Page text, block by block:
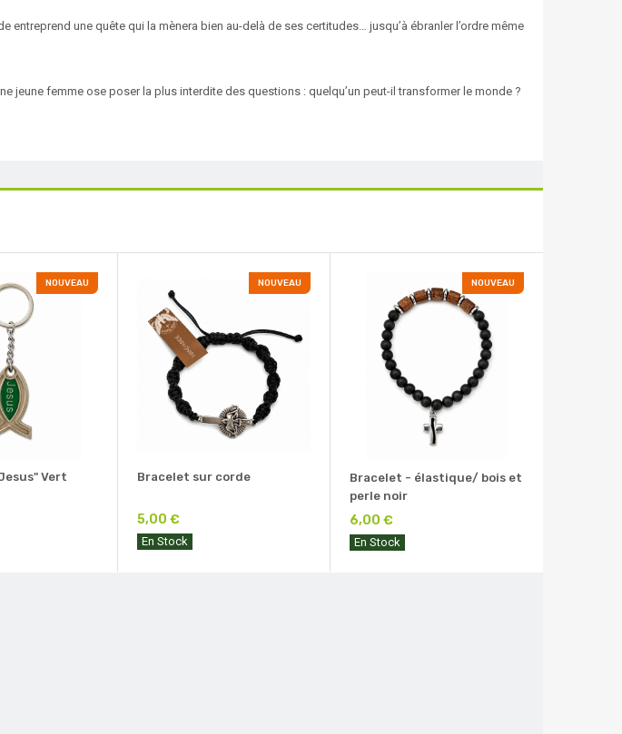
une quête qui la mènera bien au-delà de ses certitudes… jusqu’à ébranler l’ordre même
jeune femme ose poser la plus interdite des questions : quelqu’un peut-il transformer le monde ?
NOUVEAU
Vert
NOUVEAU
Bracelet sur corde
5,00 €
En Stock
NOUVEAU
Bracelet - élastique/ bois et
perle noir
6,00 €
En Stock